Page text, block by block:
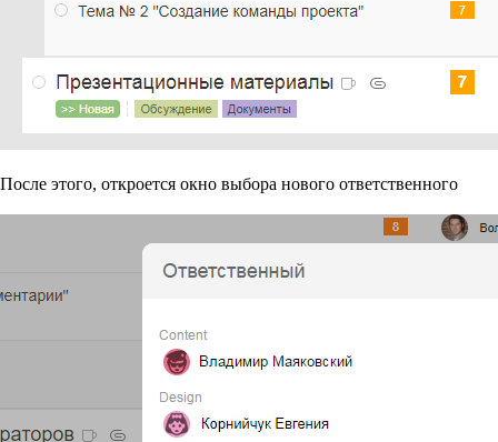
После этого, откроется окно выбора нового ответственного